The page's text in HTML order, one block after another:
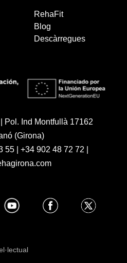
RehaFit
Blog
Descàrregues
Pol. Ind Montfullà 17162
(Girona)
55| +34 902 48 72 72